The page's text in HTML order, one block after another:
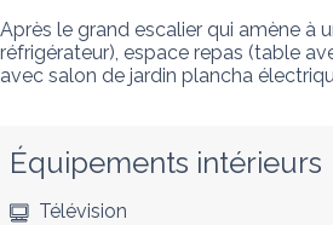
Après le grand escalier qui amène à
réfrigérateur), espace repas (table
avec salon de jardin plancha
Équipements intérieurs
Télévision